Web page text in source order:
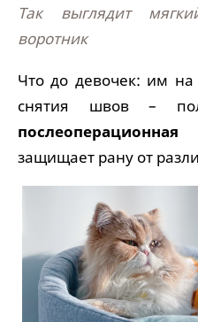
Так выглядит
воротник
Что до девочек: им
снятия швов –
защищает рану от